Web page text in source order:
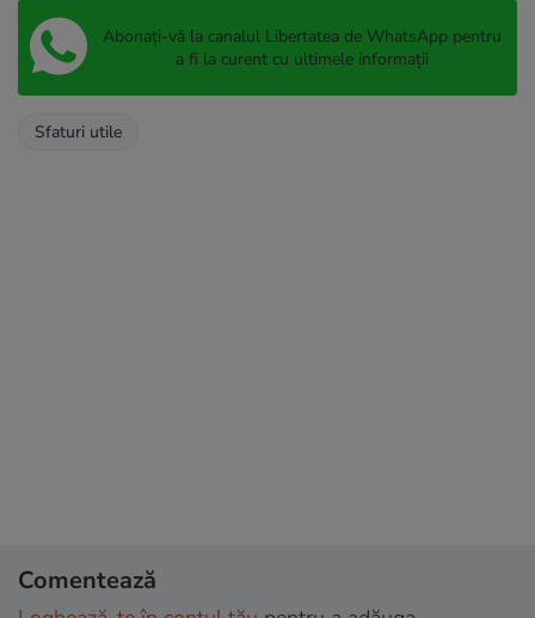
Abonați-vă la canalul Libertatea de WhatsApp pentru
a fi la curent cu ultimele informații
Sfaturi utile
Comentează